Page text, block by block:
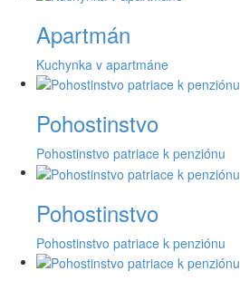
Apartmán
Kuchynka v apartmáne
Pohostinstvo
Pohostinstvo patriace k penziónu
Pohostinstvo
Pohostinstvo patriace k penziónu